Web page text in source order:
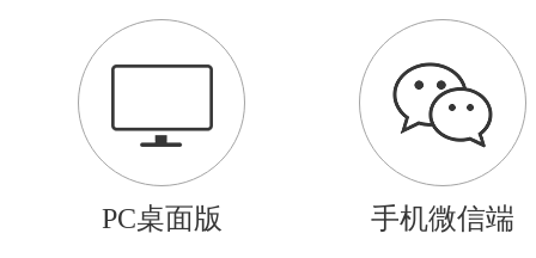
PC桌面版 手机微信端